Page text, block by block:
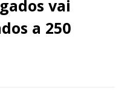
vai
a 250